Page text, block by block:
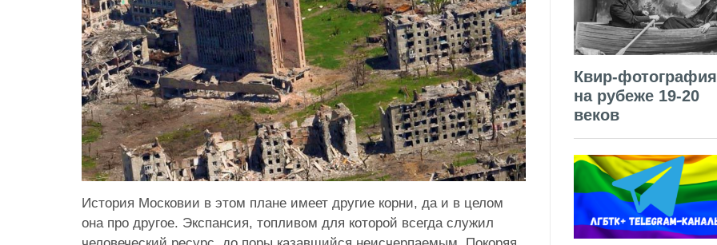
История Московии в этом плане имеет другие корни, да и в целом
она про другое. Экспансия, топливом для которой всегда служил
Квир-фотография
на рубеже 19-20
веков